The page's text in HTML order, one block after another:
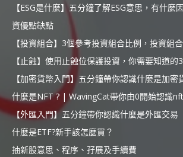
【ESG是什麼】五分鐘了解ESG意思，有什麼
資優點缺點
【投資組合】3個參考投資組合比例，投資組
【止蝕】使用止蝕位保護投資，你需要知道的
【加密貨幣入門】五分鐘帶你認識什麼是加
什麼是NFT ? | WavingCat帶你由0開始認識nft
【外匯入門】五分鐘帶你認識什麼是外匯交易
什麼是ETF?新手該怎麼買？
抽新股意思、程序、孖展及手續費